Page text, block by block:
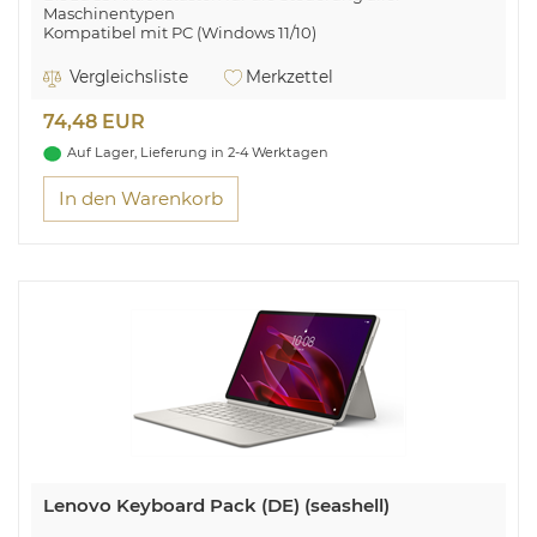
Maschinentypen
Kompatibel mit PC (Windows 11/10)
Vergleichsliste Merkzettel
74,48 EUR
Auf Lager, Lieferung in 2-4 Werktagen
In den Warenkorb
Lenovo Keyboard Pack (DE) (seashell)